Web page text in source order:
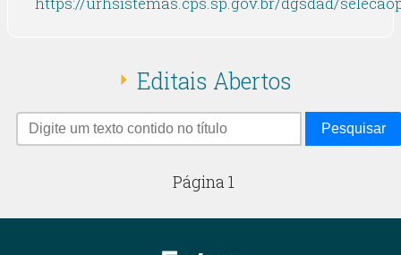
Editais Abertos
Pesquisar
Página 1